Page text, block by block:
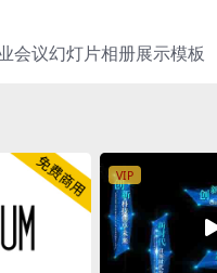
会议幻灯片相册展示模板
VIP